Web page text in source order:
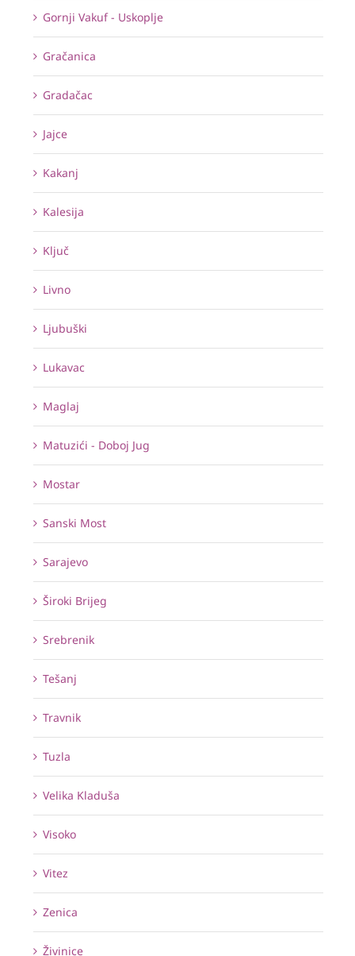
Gornji Vakuf - Uskoplje
Gračanica
Gradačac
Jajce
Kakanj
Kalesija
Ključ
Livno
Ljubuški
Lukavac
Maglaj
Matuzići - Doboj Jug
Mostar
Sanski Most
Sarajevo
Široki Brijeg
Srebrenik
Tešanj
Travnik
Tuzla
Velika Kladuša
Visoko
Vitez
Zenica
Živinice